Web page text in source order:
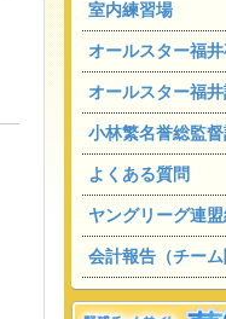
室内練習場
オールスター福
オールスター福
小林繁名誉総監
よくある質問
ヤングリーグ連
会計報告（チーム